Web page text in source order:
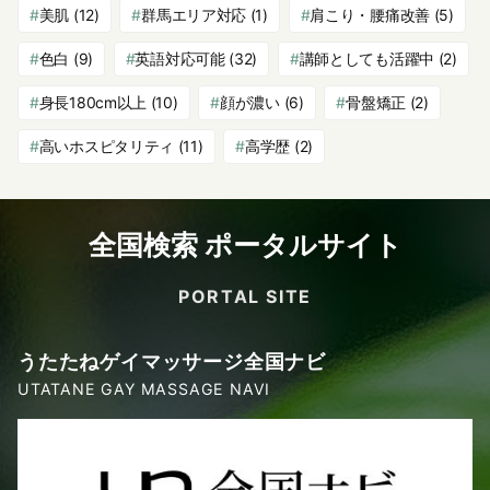
美肌 (12) 群馬エリア対応 (1) 肩こり・腰痛改善(5)
色白 (9) 英語対応可能(32) 講師としても活躍中 (2)
身長180cm以上 (10) 顔が濃い(6) 骨盤矯正 (2)
高いホスピタリティ (11) 高学歴 (2)
全国検索 ポータルサイト
PORTAL SITE
うたたねゲイマッサージ全国ナビ
UTATANE GAY MASSAGE NAVI